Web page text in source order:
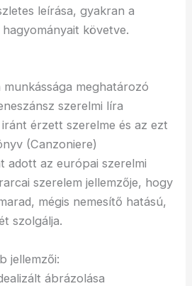
leírása, gyakran a
követve.
meghatározó
szerelmi líra
érzett szerelme és az ezt
(Canzoniere)
adott az európai szerelmi
szerelem jellemzője, hogy
mégis nemesítő hatású,
szolgálja.
jellemzői:
ábrázolása